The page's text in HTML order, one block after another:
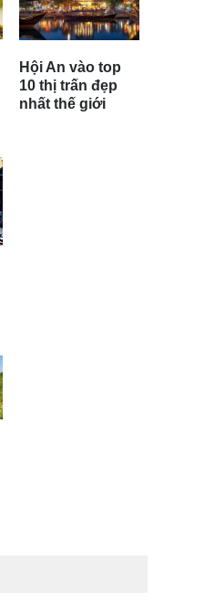
Hội An vào top
10 thị trấn đẹp
nhất thế giới